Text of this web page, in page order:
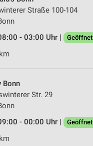
Straße 100-104
- 03:00 Uhr |
Geöffnet
Bonn
Str. 29
- 00:00 Uhr |
Geöffnet